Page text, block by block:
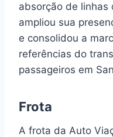
absorção de linhas
ampliou sua
e consolidou a
referências do
passageiros em
Frota
A frota da Auto